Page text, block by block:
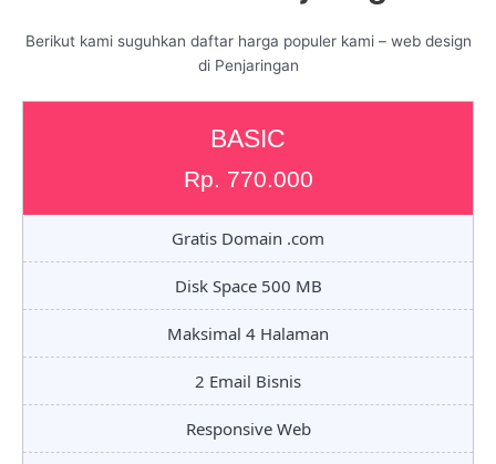
Berikut kami suguhkan daftar harga populer kami – web design
di Penjaringan
BASIC
Rp. 770.000
Gratis Domain .com
Disk Space 500 MB
Maksimal 4 Halaman
2 Email Bisnis
Responsive Web